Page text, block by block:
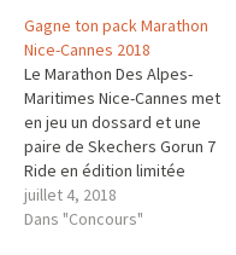
Gagne ton pack Marathon
Nice-Cannes 2018
Le Marathon Des Alpes-
Maritimes Nice-Cannes met
en jeu un dossard et une
paire de Skechers Gorun 7
Ride en édition limitée
"French Riviera Marathon". Si
tu hésites à participer à
juillet 4, 2018
Dans "Concours"